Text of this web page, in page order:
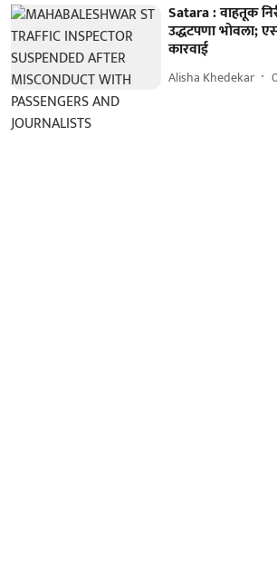
Satara : वाहतूक
उद्धटपणा भोवला;
कारवाई
Alisha Khedekar